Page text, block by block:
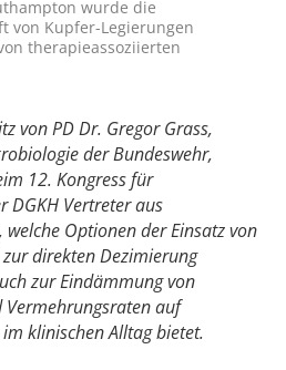
wurde die
von Kupfer-Legierungen
therapieassoziierten
von PD Dr. Gregor Grass,
der Bundeswehr,
12. Kongress für
DGKH Vertreter aus
Optionen der Einsatz von
direkten Dezimierung
zur Eindämmung von
Vermehrungsraten auf
klinischen Alltag bietet.